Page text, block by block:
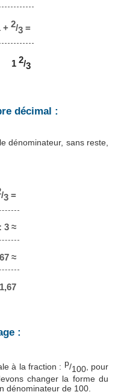
+ 2/3 =
1 2/3
décimal :
dénominateur, sans reste,
/3 =
3 ≈
≈
1,67
:
à la fraction : p/100, pour
changer la forme du
dénominateur de 100.